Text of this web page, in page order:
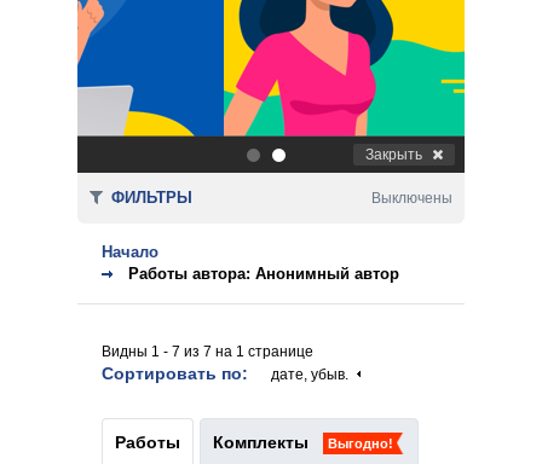
. Закрыть
Начало
Работы автора: Анонимный автор
Видны 1 - 7 из 7 на 1 странице
Сортировать по: дате, убыв.
Работы Комплекты Выгодно!
ФИЛЬТРЫ Выключены